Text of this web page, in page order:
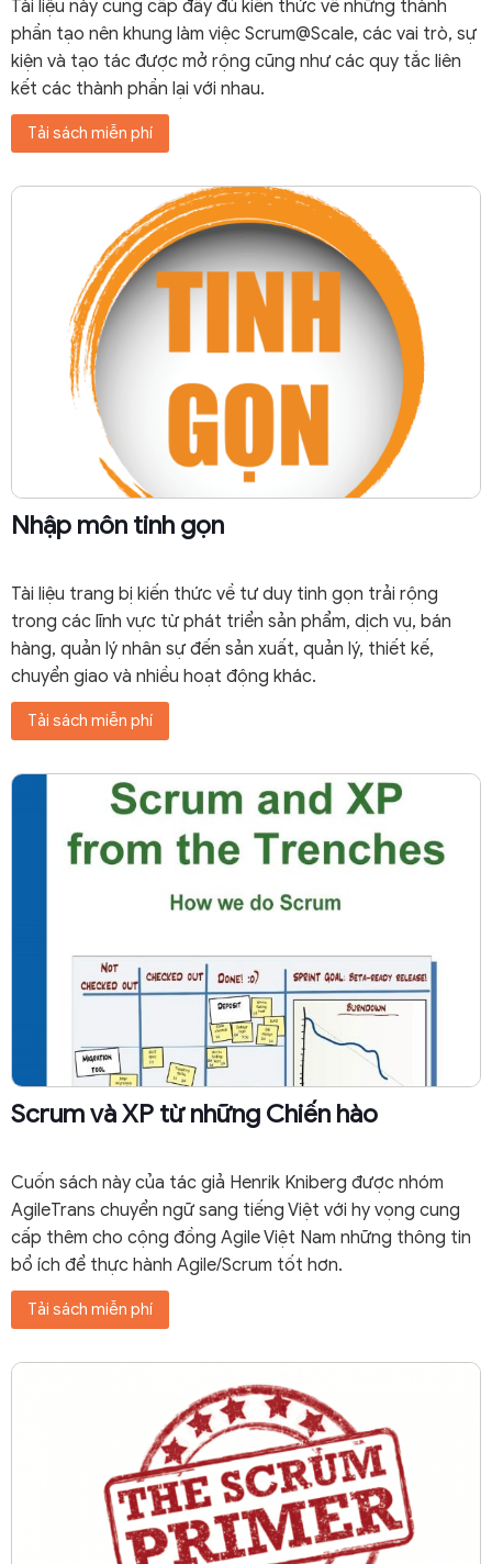
Tài liệu này cung cấp đầy đủ kiến thức về những thành
phần tạo nên khung làm việc Scrum@Scale, các vai trò, sự
kiện và tạo tác được mở rộng cũng như các quy tắc liên
kết các thành phần lại với nhau.
Tải sách miễn phí
Nhập môn tinh gọn
Tài liệu trang bị kiến thức về tư duy tinh gọn trải rộng
trong các lĩnh vực từ phát triển sản phẩm, dịch vụ, bán
hàng, quản lý nhân sự đến sản xuất, quản lý, thiết kế,
chuyển giao và nhiều hoạt động khác.
Tải sách miễn phí
Scrum và XP từ những Chiến hào
Cuốn sách này của tác giả Henrik Kniberg được nhóm
AgileTrans chuyển ngữ sang tiếng Việt với hy vọng cung
cấp thêm cho cộng đồng Agile Việt Nam những thông tin
bổ ích để thực hành Agile/Scrum tốt hơn.
Tải sách miễn phí